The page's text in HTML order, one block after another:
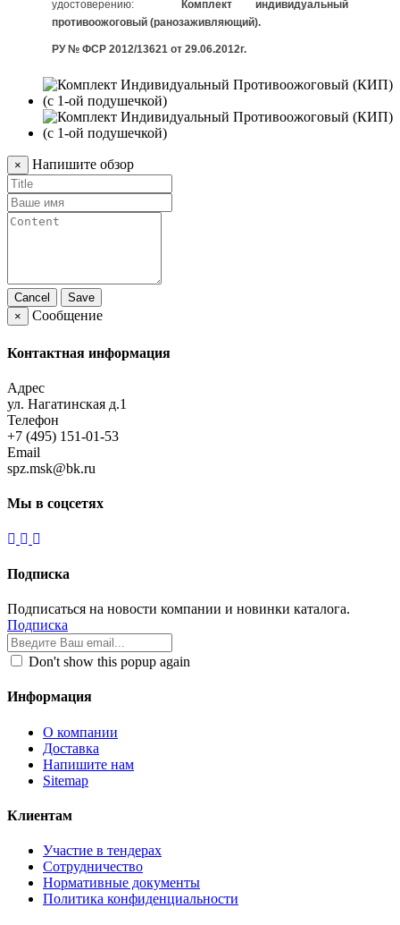
удостоверению:
Комплект индивидуальный
противоожоговый (ранозаживляющий).
РУ № ФСР 2012/13621 от 29.06.2012г.
× Напишите обзор
Cancel
Save
×
Сообщение
Контактная информация
Адрес
ул. Нагатинская д.1
Телефон
+7 (495) 151-01-53
Email
spz.msk@bk.ru
Мы в соцсетях
Подписка
Подписаться на новости компании и новинки каталога.
Подписка
Don't show this popup again
Информация
О компании
Доставка
Напишите нам
Sitemap
Клиентам
Участие в тендерах
Сотрудничество
Нормативные документы
Политика конфиденциальности